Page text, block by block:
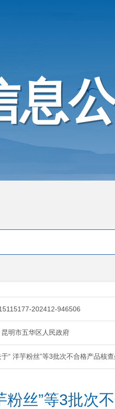
息
202412-946506
明市五华区人民政府
于“ 洋芋粉丝”等3批次不合格产品核
粉丝”等3批次